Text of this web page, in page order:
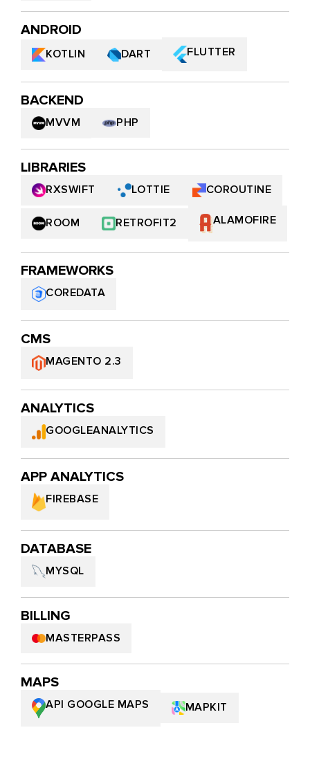
ANDROID
KOTLIN DART FLUTTER
BACKEND
MVVM PHP
LIBRARIES
RXSWIFT LOTTIE COROUTINE
ROOM RETROFIT2 ALAMOFIRE
FRAMEWORKS
COREDATA
CMS
MAGENTO 2.3
ANALYTICS
GOOGLEANALYTICS
APP ANALYTICS
FIREBASE
DATABASE
MYSQL
BILLING
MASTERPASS
MAPS
API GOOGLE MAPS MAPKIT